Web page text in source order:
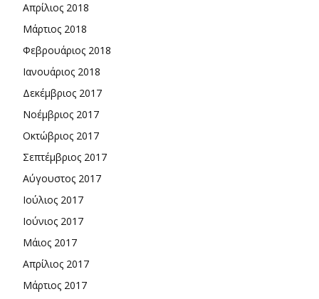
Απρίλιος 2018
Μάρτιος 2018
Φεβρουάριος 2018
Ιανουάριος 2018
Δεκέμβριος 2017
Νοέμβριος 2017
Οκτώβριος 2017
Σεπτέμβριος 2017
Αύγουστος 2017
Ιούλιος 2017
Ιούνιος 2017
Μάιος 2017
Απρίλιος 2017
Μάρτιος 2017